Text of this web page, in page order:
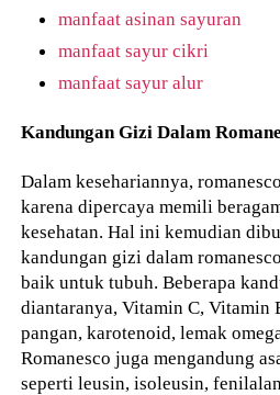
manfaat asinan sayuran
manfaat sayur cikri
manfaat sayur alur
Kandungan Gizi Dalam
Dalam kesehariannya,
karena dipercaya memili
kesehatan. Hal ini kemudian
kandungan gizi dalam
baik untuk tubuh. Beberapa
diantaranya, Vitamin C, Vitamin
pangan, karotenoid, lemak
Romanesco juga mengandung
seperti leusin, isoleusin,